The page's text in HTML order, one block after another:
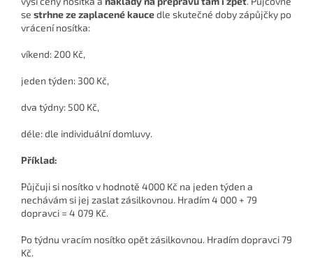
se strhne ze zaplacené kaucedle skutečné doby zápůjčky po
vrácení nosítka:
víkend: 200 Kč,
jeden týden: 300 Kč,
dva týdny: 500 Kč,
déle: dle individuální domluvy.
Příklad:
Půjčuji si nosítko v hodnotě 4000 Kč na jeden týden a
nechávám si jej zaslat zásilkovnou. Hradím 4 000 + 79
dopravci = 4 079 Kč.
Po týdnu vracím nosítko opět zásilkovnou. Hradím dopravci 79
Kč.